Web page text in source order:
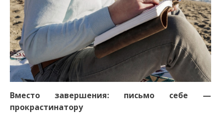
Вместо завершения: письмо себе —
прокрастинатору